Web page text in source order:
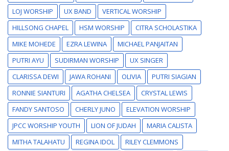
LOJ WORSHIP
UX BAND
VERTICAL WORSHIP
HILLSONG CHAPEL
HSM WORSHIP
CITRA SCHOLASTIKA
MIKE MOHEDE
EZRA LEWINA
MICHAEL PANJAITAN
PUTRI AYU
SUDIRMAN WORSHIP
UX SINGER
CLARISSA DEWI
JAWA ROHANI OLIVIA
PUTRI SIAGIAN
RONNIE SIANTURI
AGATHA CHELSEA
CRYSTAL LEWIS
FANDY SANTOSO
CHERLY JUNO
ELEVATION WORSHIP
JPCC WORSHIP YOUTH
LION OF JUDAH
MARIA CALISTA
MITHA TALAHATU
REGINA IDOL
RILEY CLEMMONS